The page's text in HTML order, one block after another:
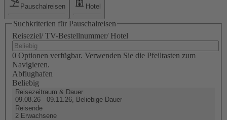
Pauschalreisen Hotel
Suchkriterien für Pauschalreisen
Reiseziel/ TV-Bestellnummer/ Hotel
0 Optionen verfügbar. Verwenden Sie die Pfeiltasten zum
Navigieren.
Abflughafen
Beliebig
Reisezeitraum & Dauer
09.08.26 - 09.11.26, Beliebige Dauer
Reisende
2 Erwachsene